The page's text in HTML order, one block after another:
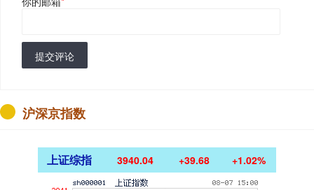
提交评论
沪深京指数
上证综指 3940.04 +39.68 +1.02%